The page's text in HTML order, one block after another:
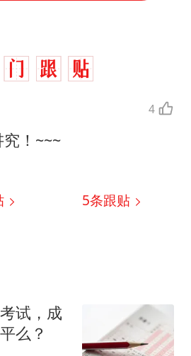
4
！~~~
5条跟贴
试，成
么？